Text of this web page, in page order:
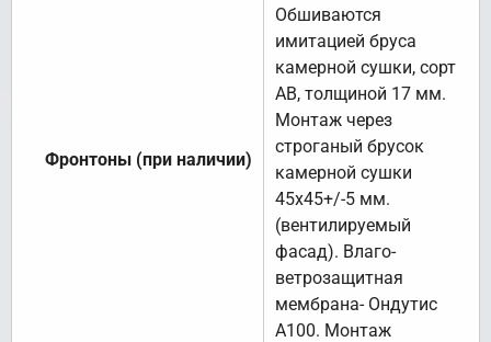
Фронтоны (при наличии)
Обшиваются
имитацией бруса
камерной сушки, сорт
АВ, толщиной 17 мм.
Монтаж через
строганый брусок
камерной сушки
45х45+/-5 мм.
(вентилируемый
фасад). Влаго-
ветрозащитная
мембрана- Ондутис
А100. Монтаж